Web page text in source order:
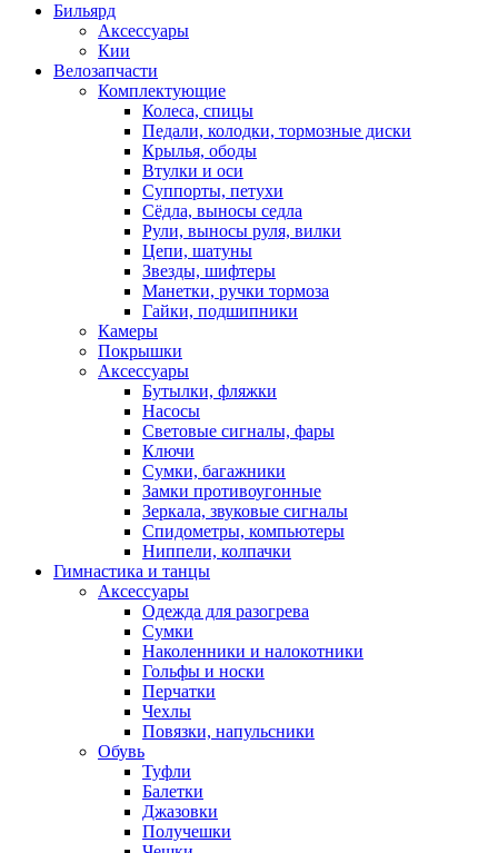
Бильярд
Аксессуары
Кии
Велозапчасти
Комплектующие
Колеса, спицы
Педали, колодки, тормозные диски
Крылья, ободы
Втулки и оси
Суппорты, петухи
Сёдла, выносы седла
Рули, выносы руля, вилки
Цепи, шатуны
Звезды, шифтеры
Манетки, ручки тормоза
Гайки, подшипники
Камеры
Покрышки
Аксессуары
Бутылки, фляжки
Насосы
Световые сигналы, фары
Ключи
Сумки, багажники
Замки противоугонные
Зеркала, звуковые сигналы
Спидометры, компьютеры
Ниппели, колпачки
Гимнастика и танцы
Аксессуары
Одежда для разогрева
Сумки
Наколенники и налокотники
Гольфы и носки
Перчатки
Чехлы
Повязки, напульсники
Обувь
Туфли
Балетки
Джазовки
Получешки